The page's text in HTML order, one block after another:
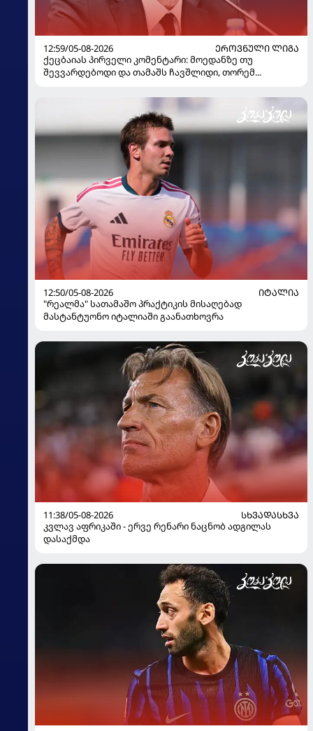
12:59/05-08-2026
ᲔᲠᲝᲕᲜᲣᲚᲘ ᲚᲘᲒᲐ
ქეცბაიას პირველი კომენტარი: მოედანზე თუ
შევვარდებოდი და თამაშს ჩავშლიდი, თორემ...
12:50/05-08-2026
ᲘᲢᲐᲚᲘᲐ
"რეალმა" სათამაშო პრაქტიკის მისაღებად
მასტანტუონო იტალიაში გაანათხოვრა
11:38/05-08-2026
ᲡᲮᲕᲐᲓᲐᲡᲮᲕᲐ
კვლავ აფრიკაში - ერვე რენარი ნაცნობ ადგილას
დასაქმდა